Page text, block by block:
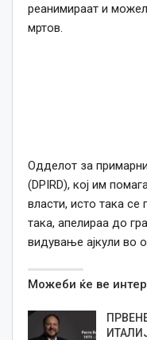
реанимираат и
мртов.
Одделот за
(DPIRD), кој им
власти, исто така се
така, апелираа до
видување ајкули во
Можеби ќе ве